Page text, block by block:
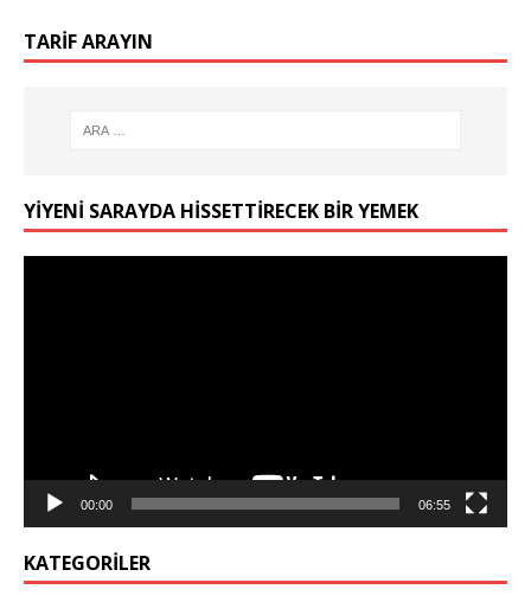
TARIF ARAYIN
YIYENI SARAYDA HISSETTIRECEK BIR YEMEK
00:00 06:55
KATEGORILER